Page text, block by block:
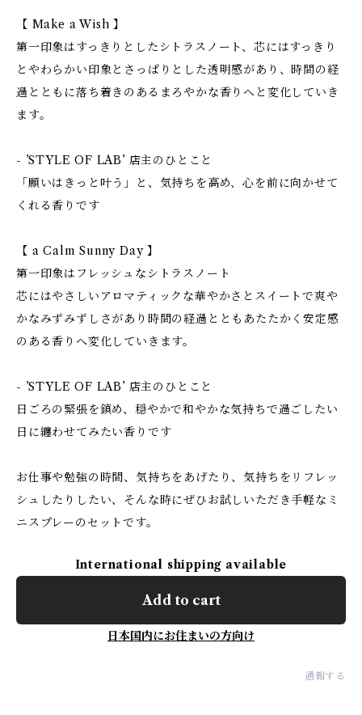
【 Make a Wish 】
第一印象はすっきりとしたシトラスノート、芯にはすっきり
とやわらかい印象とさっぱりとした透明感があり、時間の経
過とともに落ち着きのあるまろやかな香りへと変化していき
ます。
- ’STYLE OF LAB’ 店主のひとこと
「願いはきっと叶う」と、気持ちを高め、心を前に向かせて
くれる香りです
【 a Calm Sunny Day 】
第一印象はフレッシュなシトラスノート
芯にはやさしいアロマティックな華やかさとスイートで爽や
かなみずみずしさがあり時間の経過とともあたたかく安定感
のある香りへ変化していきます。
- ’STYLE OF LAB’ 店主のひとこと
日ごろの緊張を鎮め、穏やかで和やかな気持ちで過ごしたい
日に纏わせてみたい香りです
お仕事や勉強の時間、気持ちをあげたり、気持ちをリフレッ
シュしたりしたい、そんな時にぜひお試しいただき手軽なミ
ニスプレーのセットです。
International shipping available
Add to cart
日本国内にお住まいの方向け
通報する